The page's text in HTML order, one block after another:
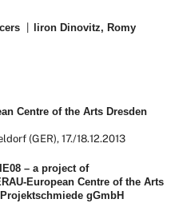
liron Dinovitz, Romy
Centre of the Arts Dresden
(GER), 17./18.12.2013
– a project of
European Centre of the Arts
gGmbH